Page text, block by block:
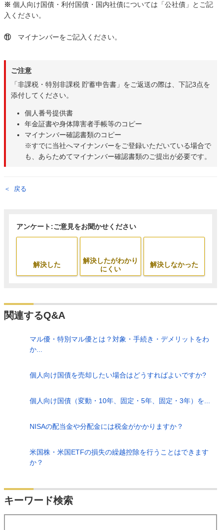
※ 個人向け国債・利付国債・国内社債については「公社債」とご記
入ください。
⑪マイナンバーをご記入ください。
ご注意
「非課税・特別非課税 貯蓄申告書」をご返送の際は、下記3点を
添付してください。
個人番号提供書
年金証書や身体障害者手帳等のコピー
マイナンバー確認書類のコピー
※すでに当社へマイナンバーをご登録いただいている場合で
も、あらためてマイナンバー確認書類のご提出が必要です。
戻る
アンケート:ご意見をお聞かせください
解決した
解決したがわかり
にくい
解決しなかった
関連するQ&A
マル優・特別マル優とは？対象・手続き・デメリットをわ
か...
個人向け国債を売却したい場合はどうすればよいですか?
個人向け国債（変動・10年、固定・5年、固定・3年）を...
NISAの配当金や分配金には税金がかかりますか？
米国株・米国ETFの損失の繰越控除を行うことはできます
か？
キーワード検索